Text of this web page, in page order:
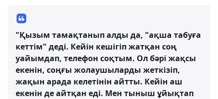
"Қызым тамақтанып алды да, "ақша табуға
кеттім" деді. Кейін кешігіп жатқан соң
уайымдап, телефон соқтым. Ол бәрі жақсы
екенін, соңғы жолаушыларды жеткізіп,
жақын арада келетінін айтты. Кейін аш
екенін де айтқан еді. Мен тыныш ұйықтап